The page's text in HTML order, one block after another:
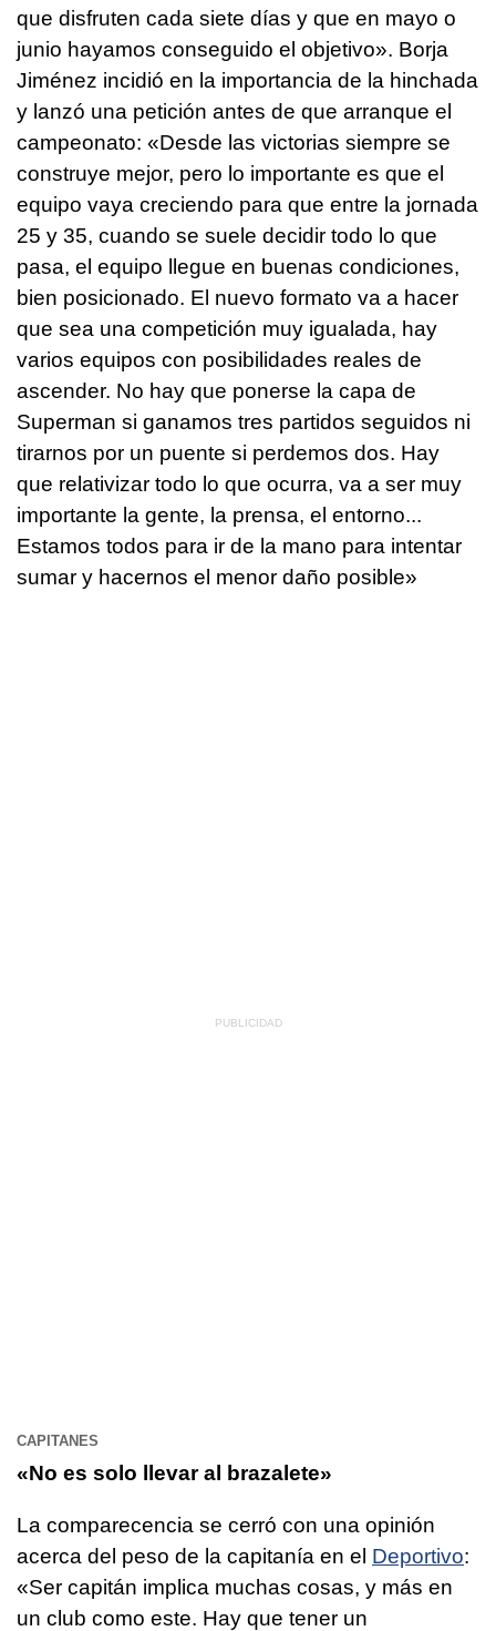
que disfruten cada siete días y que en mayo o
junio hayamos conseguido el objetivo». Borja
Jiménez incidió en la importancia de la hinchada
y lanzó una petición antes de que arranque el
campeonato: «Desde las victorias siempre se
construye mejor, pero lo importante es que el
equipo vaya creciendo para que entre la jornada
25 y 35, cuando se suele decidir todo lo que
pasa, el equipo llegue en buenas condiciones,
bien posicionado. El nuevo formato va a hacer
que sea una competición muy igualada, hay
varios equipos con posibilidades reales de
ascender. No hay que ponerse la capa de
Superman si ganamos tres partidos seguidos ni
tirarnos por un puente si perdemos dos. Hay
que relativizar todo lo que ocurra, va a ser muy
importante la gente, la prensa, el entorno...
Estamos todos para ir de la mano para intentar
sumar y hacernos el menor daño posible»
CAPITANES
«No es solo llevar al brazalete»
La comparecencia se cerró con una opinión
acerca del peso de la capitanía en el Deportivo:
«Ser capitán implica muchas cosas, y más en
un club como este. Hay que tener un